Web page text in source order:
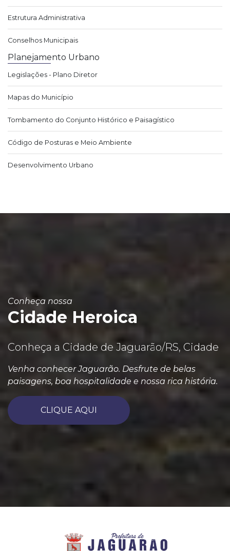
Estrutura Administrativa
Conselhos Municipais
Planejamento Urbano
Legislações - Plano Diretor
Mapas do Município
Tombamento do Conjunto Histórico e Paisagístico
Código de Posturas e Meio Ambiente
Desenvolvimento Urbano
Conheça nossa
Cidade Heroica
Conheça a Cidade de Jaguarão/RS, Cidade
Venha conhecer Jaguarão. Desfrute de belas
paisagens, boa hospitalidade e nossa rica história.
CLIQUE AQUI